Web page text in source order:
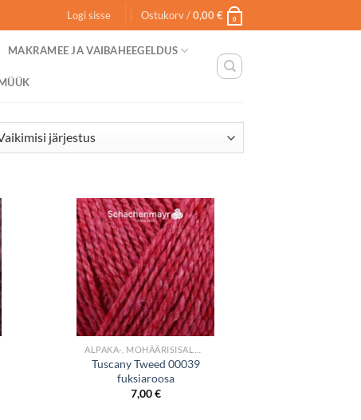
Logi sisse Ostukorv /0,00€ 0
MAKRAMEE JA VAIBAHEEGELDUS
+
Tuscany Tweed 00039
fuksiaroosa
7,00€